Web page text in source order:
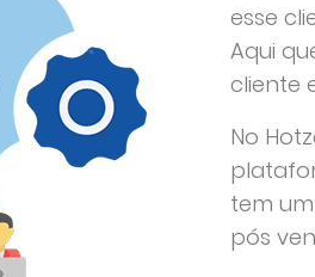
esse
Aqui
cliente
No
tem
pós